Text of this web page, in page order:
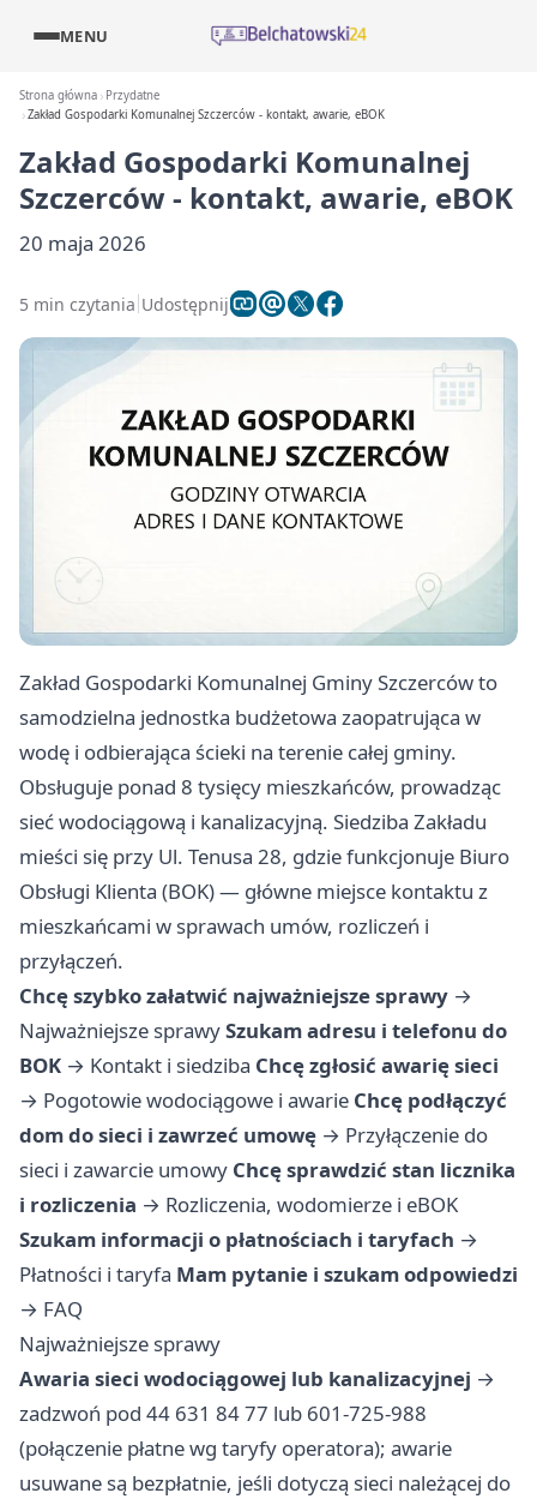
MENU
Strona główna
Przydatne
Zakład Gospodarki Komunalnej Szczerców - kontakt, awarie, eBOK
Zakład Gospodarki Komunalnej
Szczerców - kontakt, awarie, eBOK
20 maja 2026
5 min czytania Udostępnij
Zakład Gospodarki Komunalnej Gminy Szczerców to
samodzielna jednostka budżetowa zaopatrująca w
wodę i odbierająca ścieki na terenie całej gminy.
Obsługuje ponad 8 tysięcy mieszkańców, prowadząc
sieć wodociągową i kanalizacyjną. Siedziba Zakładu
mieści się przy Ul. Tenusa 28, gdzie funkcjonuje Biuro
Obsługi Klienta (BOK) — główne miejsce kontaktu z
mieszkańcami w sprawach umów, rozliczeń i
przyłączeń.
Chcę szybko załatwić najważniejsze sprawy →
Najważniejsze sprawySzukam adresu i telefonu do
BOK → Kontakt i siedziba Chcę zgłosić awarię sieci
→ Pogotowie wodociągowe i awarie Chcę podłączyć
dom do sieci i zawrzeć umowę → Przyłączenie do
sieci i zawarcie umowy Chcę sprawdzić stan licznika
i rozliczenia → Rozliczenia, wodomierze i eBOK
Szukam informacji o płatnościach i taryfach →
Płatności i taryfa Mam pytanie i szukam odpowiedzi
→ FAQ
Najważniejsze sprawy
Awaria sieci wodociągowej lub kanalizacyjnej →
zadzwoń pod 44 631 84 77 lub 601-725-988
(połączenie płatne wg taryfy operatora); awarie
usuwane są bezpłatnie, jeśli dotyczą sieci należącej do